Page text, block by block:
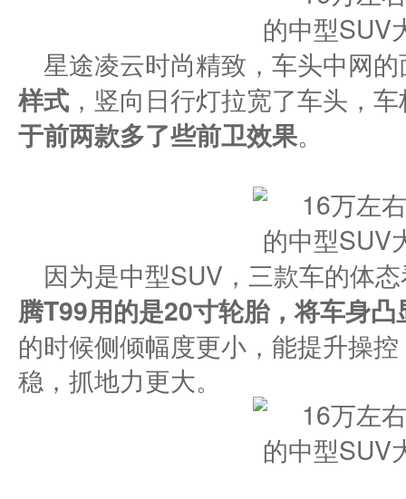
星途凌云时尚精致，车头中网
样式 ，竖向日行灯拉宽了车头，
于前两款多了些前卫效果。
因为是中型SUV，三款车的体
腾T99用的是20寸轮胎，将车身
的时候侧倾幅度更小，能提升操
稳，抓地力更大。